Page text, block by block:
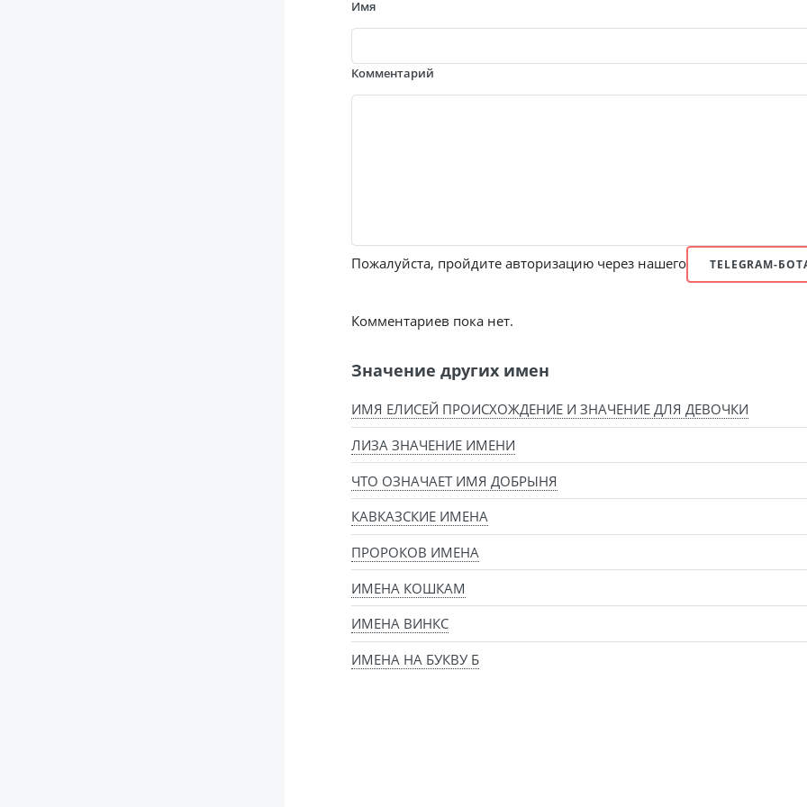
Имя
Комментарий
Пожалуйста, пройдите авторизацию через нашего TELEGRAM-
Комментариев пока нет.
Значение других имен
ИМЯ ЕЛИСЕЙ ПРОИСХОЖДЕНИЕ И ЗНАЧЕНИЕ ДЛЯ ДЕВОЧКИ
ЛИЗА ЗНАЧЕНИЕ ИМЕНИ
ЧТО ОЗНАЧАЕТ ИМЯ ДОБРЫНЯ
КАВКАЗСКИЕ ИМЕНА
ПРОРОКОВ ИМЕНА
ИМЕНА КОШКАМ
ИМЕНА ВИНКС
ИМЕНА НА БУКВУ Б